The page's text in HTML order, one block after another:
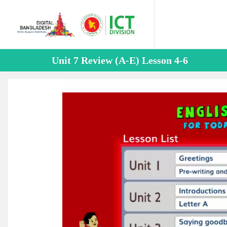
Unit 7 Review (A-E) Lesson 4-6